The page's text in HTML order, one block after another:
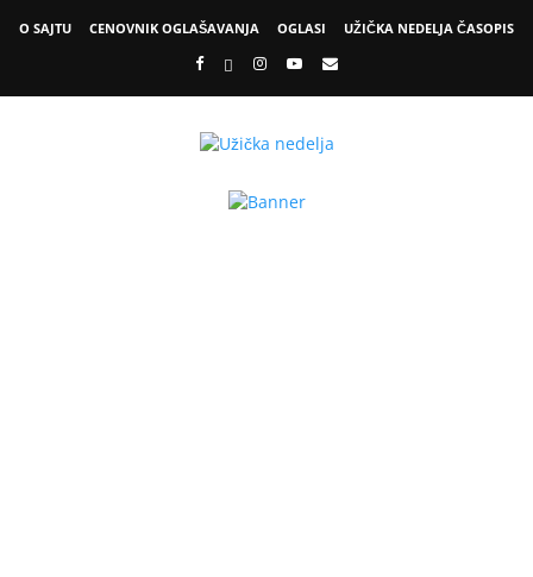
O SAJTU CENOVNIK OGLAŠAVANJA OGLASI UŽIČKA NEDELJA ČASOPIS